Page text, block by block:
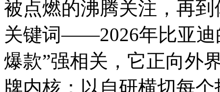
被点燃的沸腾关注，再
关键词——2026年比亚迪
爆款”强相关，它正向外
牌内核：以自研横切每